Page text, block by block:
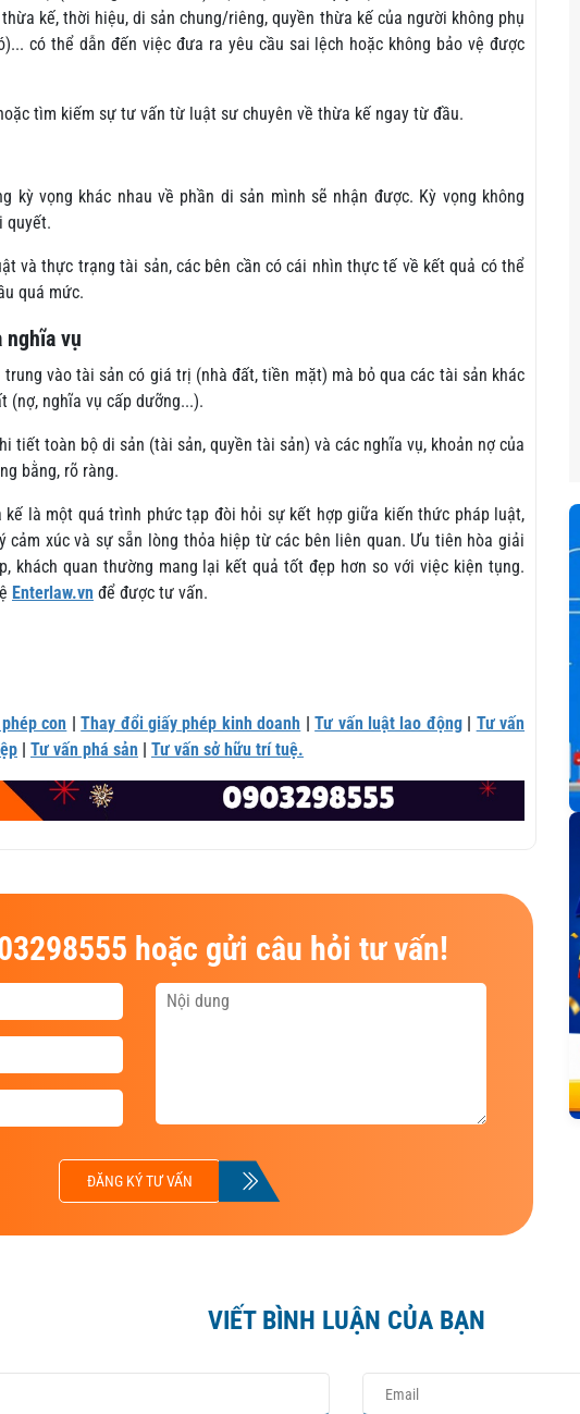
kế, thời hiệu, di sản chung/riêng, quyền thừa kế của người không phụ
có thể dẫn đến việc đưa ra yêu cầu sai lệch hoặc không bảo vệ được
tìm kiếm sự tư vấn từ luật sư chuyên về thừa kế ngay từ đầu.
kỳ vọng khác nhau về phần di sản mình sẽ nhận được. Kỳ vọng không
quyết.
và thực trạng tài sản, các bên cần có cái nhìn thực tế về kết quả có thể
quá mức.
nghĩa vụ
vào tài sản có giá trị (nhà đất, tiền mặt) mà bỏ qua các tài sản khác
(nợ, nghĩa vụ cấp dưỡng...).
tiết toàn bộ di sản (tài sản, quyền tài sản) và các nghĩa vụ, khoản nợ của
bằng, rõ ràng.
là một quá trình phức tạp đòi hỏi sự kết hợp giữa kiến thức pháp luật,
cảm xúc và sự sẵn lòng thỏa hiệp từ các bên liên quan. Ưu tiên hòa giải
khách quan thường mang lại kết quả tốt đẹp hơn so với việc kiện tụng.
Enterlaw.vn để được tư vấn.
con |Thay đổi giấy phép kinh doanh |Tư vấn luật lao động| Tư vấn
| Tư vấn phá sản | Tư vấn sở hữu trí tuệ.
hoặc gửi câu hỏi tư vấn!
ĐĂNG KÝ TƯ VẤN
VIẾT BÌNH LUẬN CỦA BẠN